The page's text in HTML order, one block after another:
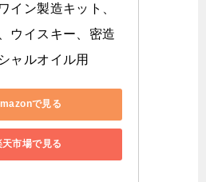
イン製造キット、
ウイスキー、密造
ャルオイル用
で見る
天市場で見る